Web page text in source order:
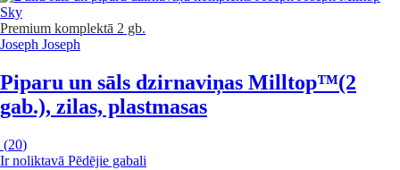
Premium komplektā 2 gb.
Joseph Joseph
Piparu un sāls dzirnaviņas Milltop™(2
gab.), zilas, plastmasas
(20)
Ir noliktavā Pēdējie gabali